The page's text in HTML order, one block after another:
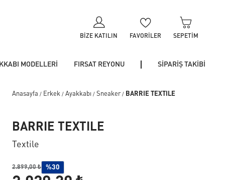
BIZE KATILIN FAVORILER SEPETIM
MODELLERİ FIRSAT REYONU SİPARİŞ TAKİBİ
Anasayfa / Erkek / Ayakkabı / Sneaker / BARRIE TEXTILE
BARRIE TEXTILE
Textile
2.899,00 ₺ %30